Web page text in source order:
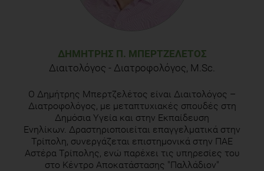
ΔΗΜΉΤΡΗΣ Π. ΜΠΕΡΤΖΕΛΈΤΟΣ
Διαιτολόγος - Διατροφολόγος, M.Sc.
Ο Δημήτρης Μπερτζελέτος είναι Διαιτολόγος –
Διατροφολόγος, με μεταπτυχιακές σπουδές στη
Δημόσια Υγεία και στην Εκπαίδευση
Ενηλίκων. Δραστηριοποιείται επαγγελματικά στην
Τρίπολη, συνεργάζεται επιστημονικά στην ΠΑΕ
Αστέρα Τρίπολης, ενώ παρέχει τις υπηρεσίες του
στο Κέντρο Αποκατάστασης "Παλλάδιον"